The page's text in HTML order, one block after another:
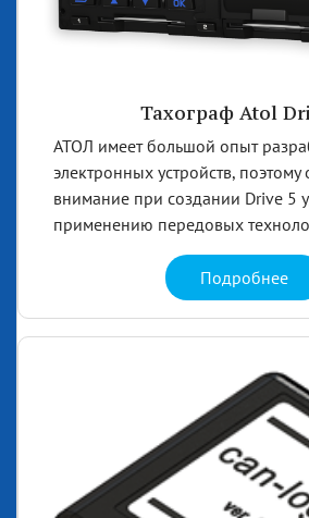
Тахограф Atol
АТОЛ имеет большой опыт
электронных устройств, поэтому
внимание при создании Drive 5
применению передовых
Подробнее